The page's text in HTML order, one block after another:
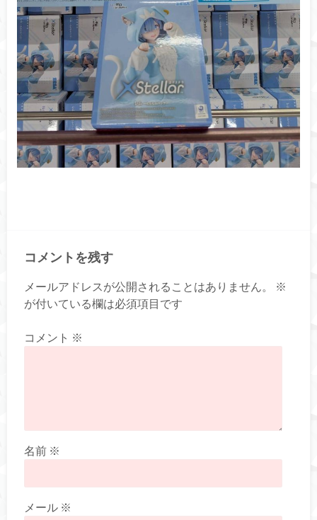
コメントを残す
メールアドレスが公開されることはありません。
※
が付いている欄は必須項目です
コメント ※
名前 ※
メール ※